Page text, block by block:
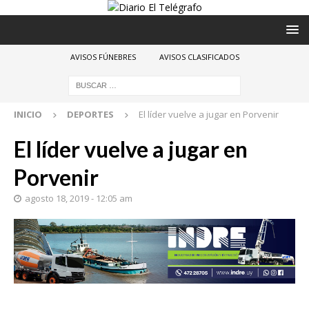
AVISOS FÚNEBRES AVISOS CLASIFICADOS
INICIO DEPORTES El líder vuelve a jugar en Porvenir
El líder vuelve a jugar en
Porvenir
agosto 18, 2019 - 12:05 am